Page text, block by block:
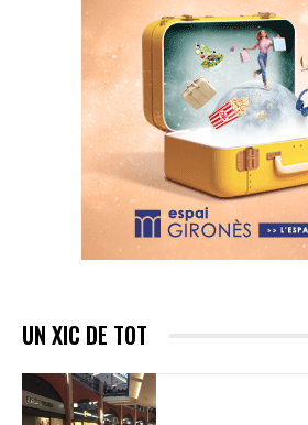
UN XIC DE TOT